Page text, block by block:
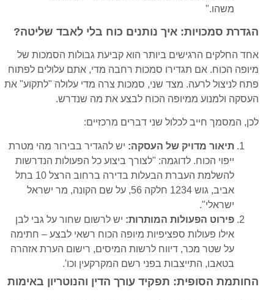
משהו."
הגדרת סמכויות: איך נותנים כוח בלי לאבד שליטה?
אחד החלקים הרגישים ביותר הוא קביעת גבולות הסמכות של
מיופה הכוח. אם תגדירו סמכות רחבה מדי, אתם עלולים לפתוח
פתח לניצול לרעה. מצד שני, סמכות צרה מדי עלולה "לתקוע" את
העסקה ולמנוע ממיופה הכוח לבצע את מה שנדרש.
לכן, המסמך חייב לכלול שני דברים מרכזיים:
תיאור מדויק של העסקה: יש להגדיר בבירור מהי מטרת
ייפוי הכוח. לדוגמה: "לצורך ביצוע כל הפעולות הנדרשות
להשלמת העברת הבעלות בדירה ברחוב הרצל 10 בתל
אביב, גוש 1234 חלקה 56, על שם הקונה, מר ישראל
ישראלי".
פירוט הפעולות המותרות: יש לרשום שחור על גבי לבן
אילו פעולות ספציפיות מיופה הכוח רשאי לבצע – חתימה
על שטר מכר, דיווח לרשות המיסים, רישום הערת אזהרה
בטאבו, התייצבות בפני רשם המקרקעין וכו'.
החותמת הסופית: תפקיד עורך הדין והנוטריון באימות